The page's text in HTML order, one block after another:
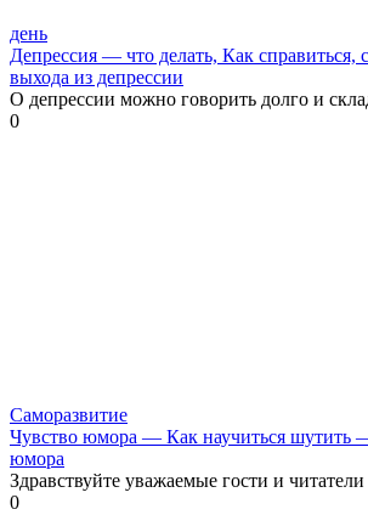
день
Депрессия — что делать, Как справиться,
выхода из депрессии
О депрессии можно говорить долго и
0
Саморазвитие
Чувство юмора — Как научиться шутить
юмора
Здравствуйте уважаемые гости и
0